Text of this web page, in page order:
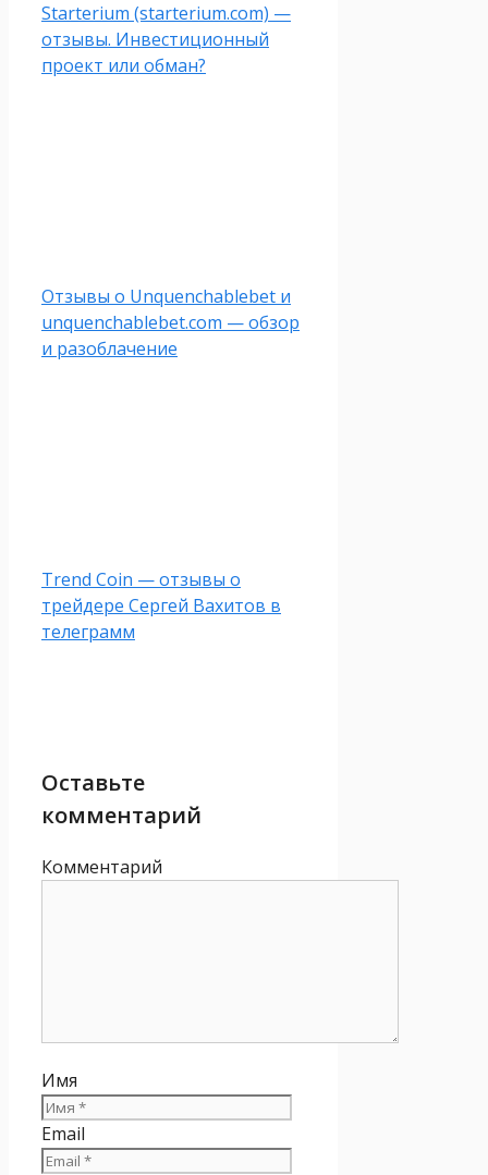
Starterium (starterium.com) —
отзывы. Инвестиционный
проект или обман?
Отзывы о Unquenchablebet и
unquenchablebet.com — обзор
и разоблачение
Trend Coin — отзывы о
трейдере Сергей Вахитов в
телеграмм
Оставьте
комментарий
Комментарий
Имя
Email